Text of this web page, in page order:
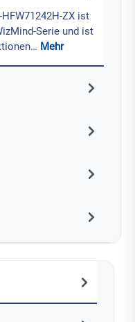
ZX ist
Serie und ist
Mehr